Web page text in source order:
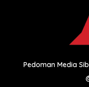
Pedoman Media